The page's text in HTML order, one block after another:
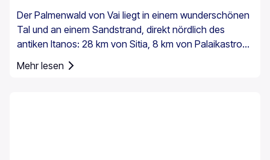
Der Palmenwald von Vai liegt in einem wunderschönen
Tal und an einem Sandstrand, direkt nördlich des
antiken Itanos: 28 km von Sitia, 8 km von Palaikastro
entfernt. Mit einer Fläche von 200 Stremmata (50
Mehr lesen